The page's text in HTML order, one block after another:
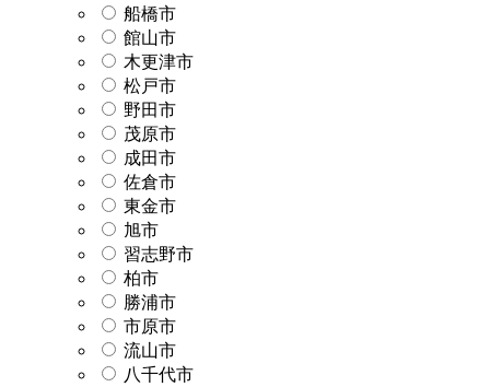
船橋市
館山市
木更津市
松戸市
野田市
茂原市
成田市
佐倉市
東金市
旭市
習志野市
柏市
勝浦市
市原市
流山市
八千代市